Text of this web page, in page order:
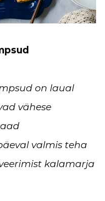
on laual
vähese
valmis teha
kalamarja